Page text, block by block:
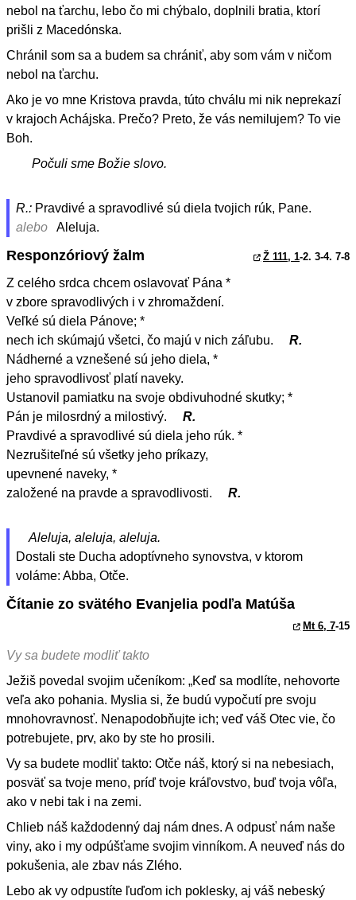
nebol na ťarchu, lebo čo mi chýbalo, doplnili bratia, ktorí
prišli z Macedónska.
Chránil som sa a budem sa chrániť, aby som vám v ničom
nebol na ťarchu.
Ako je vo mne Kristova pravda, túto chválu mi nik neprekazí
v krajoch Achájska. Prečo? Preto, že vás nemilujem? To vie
Boh.
Počuli sme Božie slovo.
R.: Pravdivé a spravodlivé sú diela tvojich rúk, Pane.
alebo
Aleluja.
Responzóriový žalm Ž 111, 1-2. 3-4. 7-8
Z celého srdca chcem oslavovať Pána *
v zbore spravodlivých i v zhromaždení.
Veľké sú diela Pánove; *
nech ich skúmajú všetci, čo majú v nich záľubu.
R.
Nádherné a vznešené sú jeho diela, *
jeho spravodlivosť platí naveky.
Ustanovil pamiatku na svoje obdivuhodné skutky; *
Pán je milosrdný a milostivý.
R.
Pravdivé a spravodlivé sú diela jeho rúk. *
Nezrušiteľné sú všetky jeho príkazy,
upevnené naveky, *
založené na pravde a spravodlivosti.
R.
Aleluja, aleluja, aleluja.
Dostali ste Ducha adoptívneho synovstva, v ktorom
voláme: Abba, Otče.
Čítanie zo svätého Evanjelia podľa Matúša
Mt 6, 7-15
Vy sa budete modliť takto
Ježiš povedal svojim učeníkom: „Keď sa modlíte, nehovorte
veľa ako pohania. Myslia si, že budú vypočutí pre svoju
mnohovravnosť. Nenapodobňujte ich; veď váš Otec vie, čo
potrebujete, prv, ako by ste ho prosili.
Vy sa budete modliť takto: Otče náš, ktorý si na nebesiach,
posväť sa tvoje meno, príď tvoje kráľovstvo, buď tvoja vôľa,
ako v nebi tak i na zemi.
Chlieb náš každodenný daj nám dnes. A odpusť nám naše
viny, ako i my odpúšťame svojim vinníkom. A neuveď nás do
pokušenia, ale zbav nás Zlého.
Lebo ak vy odpustíte ľuďom ich poklesky, aj váš nebeský